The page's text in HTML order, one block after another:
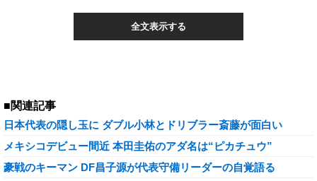
全文表示する
■関連記事
日本代表の隠し玉に ダブル小林とドリブラー斎藤が面白い
メキシコデビュー間近 本田圭佑のアダ名は“ピカチュウ”
豪戦のキーマン DF昌子源が代表守備リーダーの自覚語る